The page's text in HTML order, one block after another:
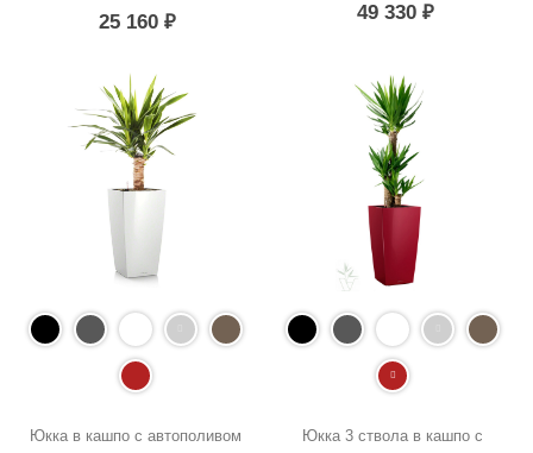
25 160₽ 49 330 ₽
Юкка в кашпо с автополивом
Юкка 3 ствола в кашпо с